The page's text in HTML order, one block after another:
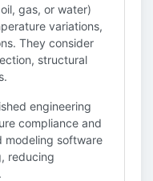
gas, or water)
variations,
They consider
structural
engineering
compliance and
modeling software
reducing